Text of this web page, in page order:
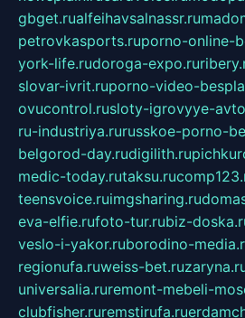
gbget.rualfeihavsalnassr.ru
petrovkasports.ruporno-online-
york-life.rudoroga-expo.ru
slovar-ivrit.ruporno-video-
ovucontrol.rusloty-igrovyye-
ru-industriya.rurusskoe-porno-
belgorod-day.rudigilith.ru
medic-today.rutaksu.ru
teensvoice.ruimgsharing.ru
eva-elfie.rufoto-tur.rubiz-
veslo-i-yakor.ruborodino-
regionufa.ruweiss-bet.ru
universalia.ruremont-mebeli-
clubfisher.ruremstirufa.ru